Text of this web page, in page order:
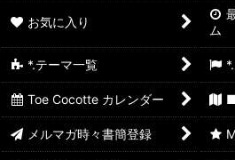
お気に入り
ム
*.テーマ一覧
Toe Cocotte カレンダー
メルマガ時々書簡登録